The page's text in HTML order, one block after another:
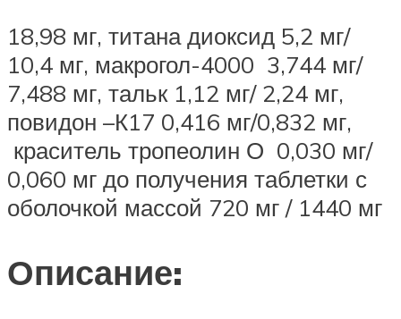
18,98 мг, титана диоксид 5,2 мг/
10,4 мг, макрогол-4000 3,744 мг/
7,488 мг, тальк 1,12 мг/ 2,24 мг,
повидон –К17 0,416 мг/0,832 мг,
краситель тропеолин О 0,030 мг/
0,060 мг до получения таблетки с
оболочкой массой 720 мг / 1440 мг
Описание: